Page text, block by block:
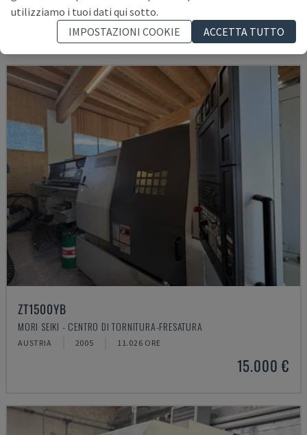
PORTOGALLO 2024
158.000 €
ZT1500YB
MORI SEIKI - CENTRO DI TORNITURA-FRESATURA
AUSTRIA 2005 11.026 ORE
15.000 €
utilizziamo i tuoi dati qui sotto.
IMPOSTAZIONI COOKIE
ACCETTA TUTTO